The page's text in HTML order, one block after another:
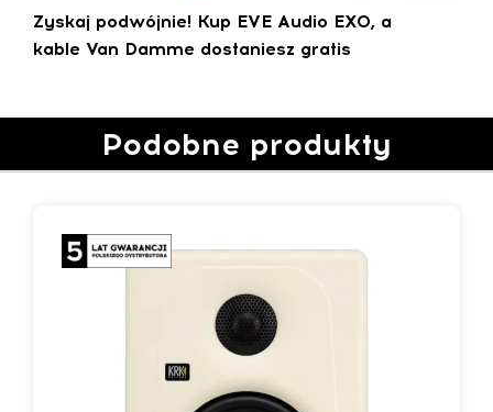
Zyskaj podwójnie! Kup EVE Audio EXO, a
kable Van Damme dostaniesz gratis
Podobne produkty